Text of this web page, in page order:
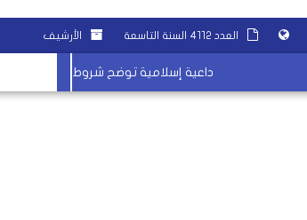
العدد ٤١١٢ السنة التاسعة الأرشيف
داعية إسلامية توضح شروط استخدام وصلات